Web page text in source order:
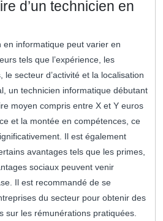
d’un technicien en
en informatique peut varier en
tels que l’expérience, les
secteur d’activité et la localisation
un technicien informatique débutant
moyen compris entre X et Y euros
et la montée en compétences, ce
Il est également
avantages tels que les primes,
sociaux peuvent venir
Il est recommandé de se
du secteur pour obtenir des
sur les rémunérations pratiquées.